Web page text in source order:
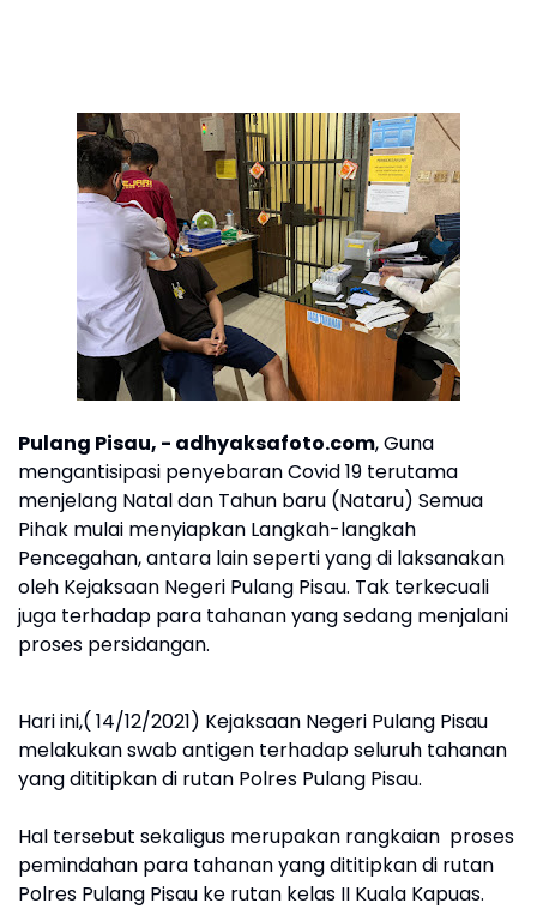
Pulang Pisau, - adhyaksafoto.com, Guna
mengantisipasi penyebaran Covid 19 terutama
menjelang Natal dan Tahun baru (Nataru) Semua
Pihak mulai menyiapkan Langkah-langkah
Pencegahan, antara lain seperti yang di laksanakan
oleh Kejaksaan Negeri Pulang Pisau. Tak terkecuali
juga terhadap para tahanan yang sedang menjalani
proses persidangan.
Hari ini,( 14/12/2021) Kejaksaan Negeri Pulang Pisau
melakukan swab antigen terhadap seluruh tahanan
yang dititipkan di rutan Polres Pulang Pisau.
Hal tersebut sekaligus merupakan rangkaian proses
pemindahan para tahanan yang dititipkan di rutan
Polres Pulang Pisau ke rutan kelas II Kuala Kapuas.